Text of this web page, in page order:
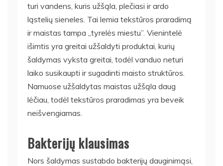
turi vandens, kuris užšąla, plečiasi ir ardo
ląstelių sieneles. Tai lemia tekstūros praradimą
ir maistas tampa „tyrelės miestu”. Vienintelė
išimtis yra greitai užšaldyti produktai, kurių
šaldymas vyksta greitai, todėl vanduo neturi
laiko susikaupti ir sugadinti maisto struktūros.
Namuose užšaldytas maistas užšąla daug
lėčiau, todėl tekstūros praradimas yra beveik
neišvengiamas.
Bakterijų klausimas
Nors šaldymas sustabdo bakterijų dauginimąsi,